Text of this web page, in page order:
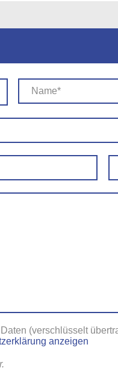
(verschlüsselt
anzeigen